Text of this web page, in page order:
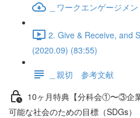
＿ワークエンゲージメ
2. Give & Receive, and
(2020.09) (83:55)
＿親切 参考文献
10ヶ月特典【分科会①〜③企
可能な社会のための目標（SDGs）